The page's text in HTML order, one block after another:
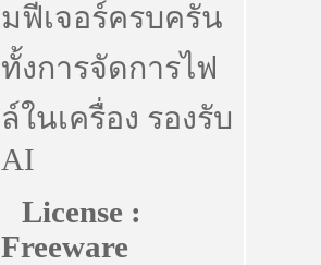
มฟีเจอร์ครบครัน
ทั้งการจัดการไฟ
ล์ในเครื่อง รองรับ
AI
License :
Freeware